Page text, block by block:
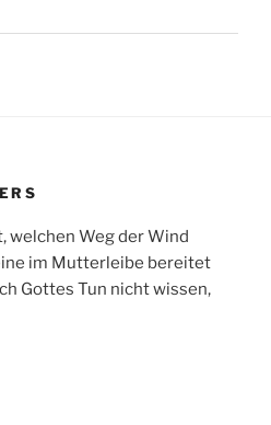
welchen Weg der Wind
im Mutterleibe bereitet
Gottes Tun nicht wissen,